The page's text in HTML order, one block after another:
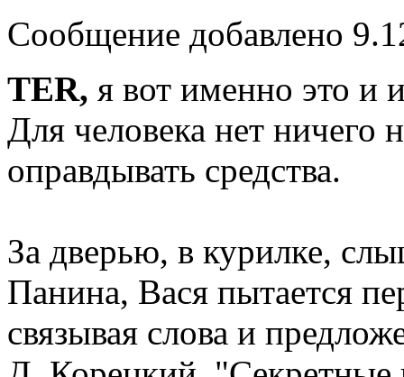
Сообщение добавлено
TER, я вот именно это и
Для человека нет ничего
оправдывать средства.
За дверью, в курилке,
Панина, Вася пытается
связывая слова и